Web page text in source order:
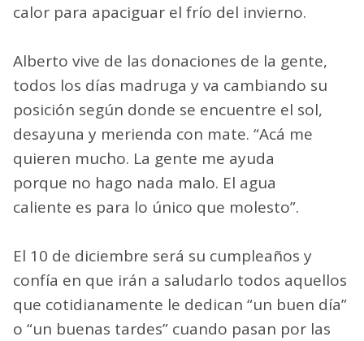
calor para apaciguar el frío del invierno.
Alberto vive de las donaciones de la gente,
todos los días madruga y va cambiando su
posición según donde se encuentre el sol,
desayuna y merienda con mate. “Acá me
quieren mucho. La gente me ayuda
porque no hago nada malo. El agua
caliente es para lo único que molesto”.
El 10 de diciembre será su cumpleaños y
confía en que irán a saludarlo todos aquellos
que cotidianamente le dedican “un buen día”
o “un buenas tardes” cuando pasan por las